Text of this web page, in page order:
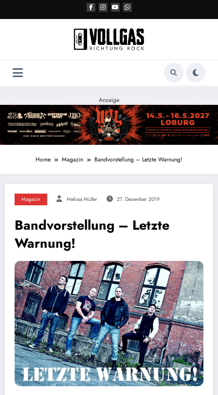
Anzeige
Home Magazin Bandvorstellung – Letzte Warnung!
Magazin Melissa Müller 27. Dezember 2019
Bandvorstellung – Letzte
Warnung!